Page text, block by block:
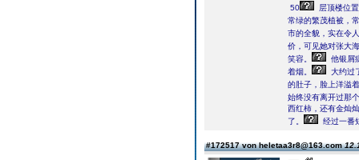
50
层顶楼位
常绿的繁茂植被，
市的全貌，实在令
价，可见她对张大
笑容。
他银屑
着烟。
大约过
的肚子，脸上洋溢
始终没有离开过那
西红柿，还有金灿
了。
经过一番
#172517 von heletaa3r8@163.com